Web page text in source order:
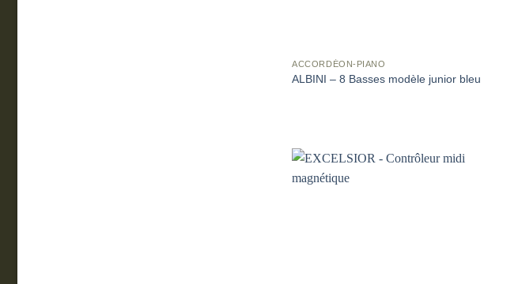
ACCORDÉON-PIANO
ALBINI – 8 Basses modèle junior bleu